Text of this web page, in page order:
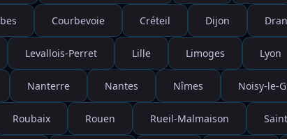
Courbevoie Créteil Dijon
Levallois-Perret Lille Limoges Lyon
Nanterre Nantes Nîmes Noisy-le-
Roubaix Rouen Rueil-Malmaison